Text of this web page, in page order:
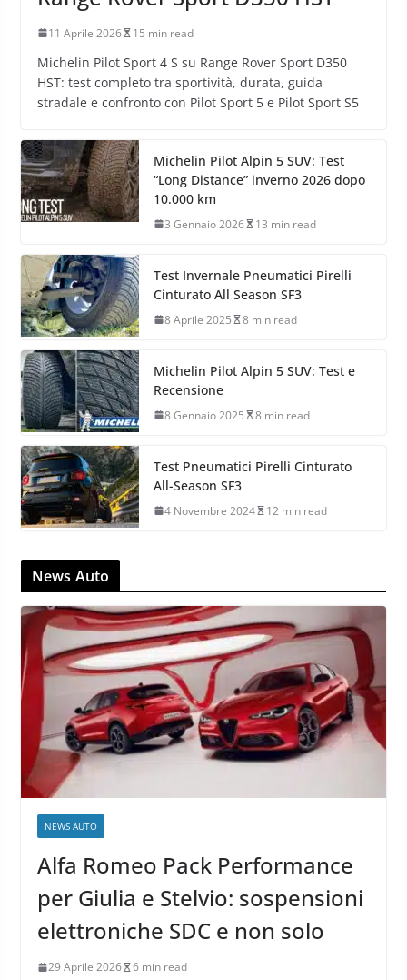
11 Aprile 2026 15 min read
Michelin Pilot Sport 4 S su Range Rover Sport D350
HST: test completo tra sportività, durata, guida
stradale e confronto con Pilot Sport 5 e Pilot Sport S5
Michelin Pilot Alpin 5 SUV: Test
“Long Distance” inverno 2026 dopo
10.000 km
3 Gennaio 2026 13 min read
Test Invernale Pneumatici Pirelli
Cinturato All Season SF3
8 Aprile 2025 8 min read
Michelin Pilot Alpin 5 SUV: Test e
Recensione
8 Gennaio 2025 8 min read
Test Pneumatici Pirelli Cinturato
All-Season SF3
4 Novembre 2024 12 min read
News Auto
NEWS AUTO
Alfa Romeo Pack Performance
per Giulia e Stelvio: sospensioni
elettroniche SDC e non solo
29 Aprile 2026 6 min read